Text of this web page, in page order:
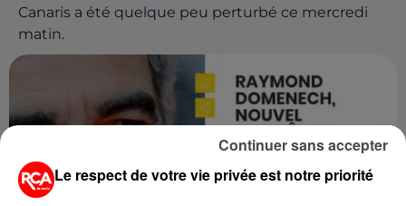
Canaris a été quelque peu perturbé ce mercredi
matin.
Le respect de votre vie privée est notre priorité
Continuer sans accepter